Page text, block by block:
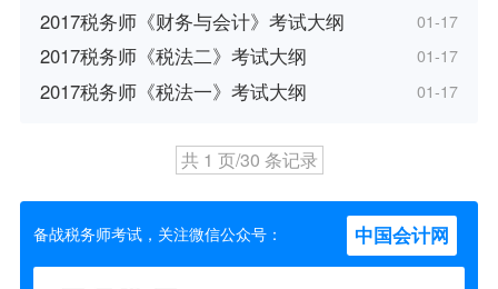
2017税务师《财务与会计》考试大纲 01-17
2017税务师《税法二》考试大纲 01-17
2017税务师《税法一》考试大纲 01-17
共 1 页/30 条记录
备战税务师考试，关注微信公众号： 中国会计网